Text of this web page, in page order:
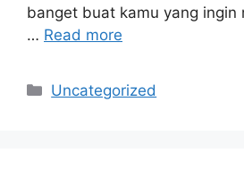
banget buat kamu yang ingin
… Read more
Categories
Uncategorized